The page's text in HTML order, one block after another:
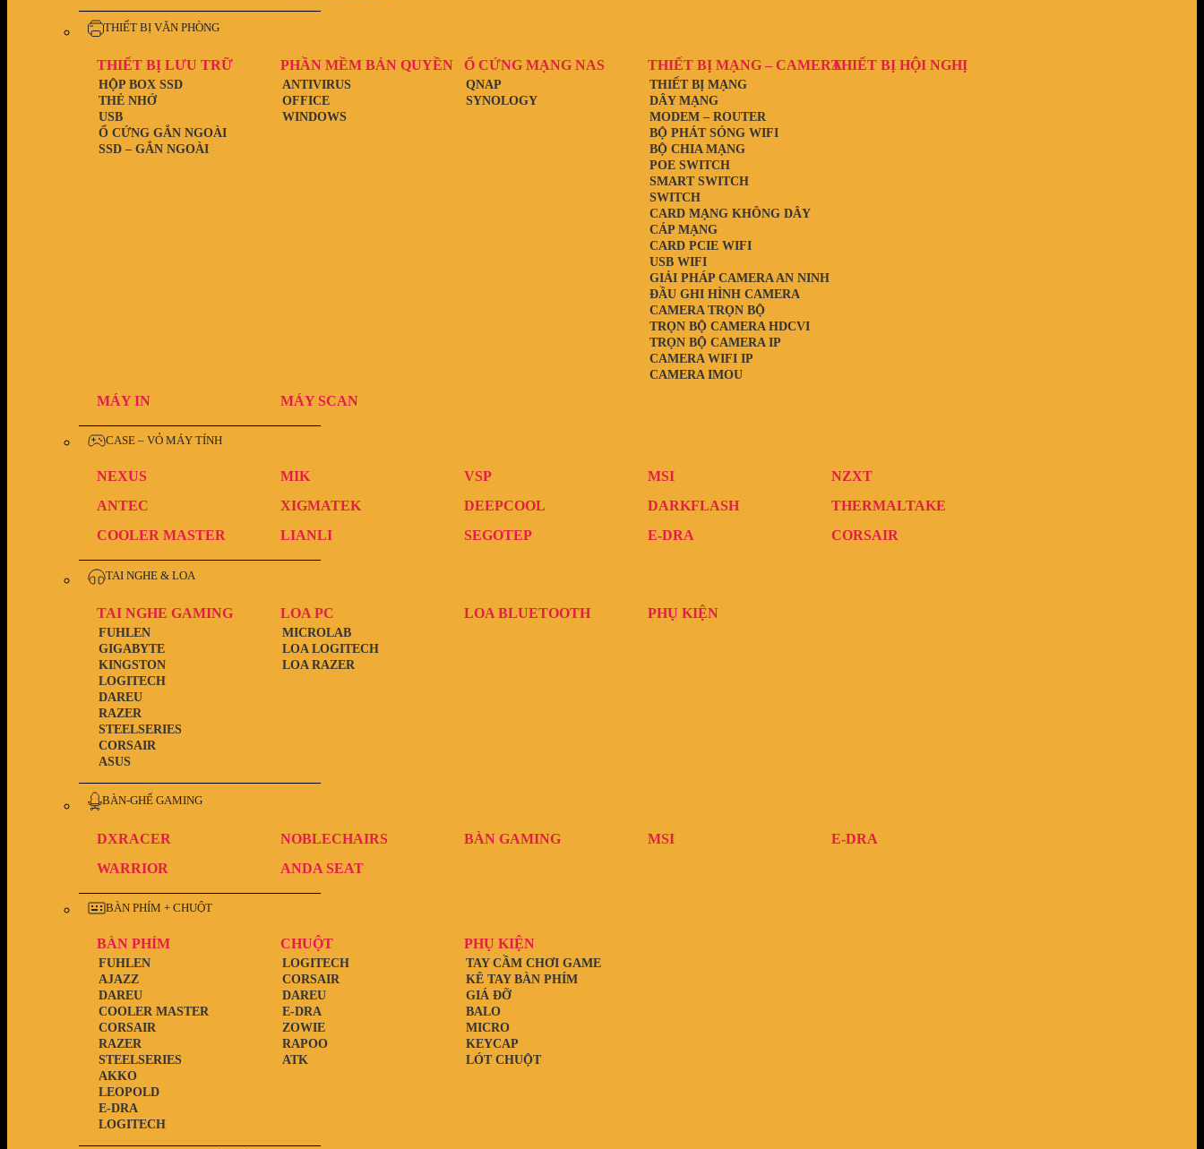
THIẾT BỊ VĂN PHÒNG
THIẾT BỊ LƯU TRỮ
SSD – GẮN NGOÀI
Ổ CỨNG GẮN NGOÀI
USB
THẺ NHỚ
HỘP BOX SSD
PHẦN MỀM BẢN QUYỀN
WINDOWS
OFFICE
ANTIVIRUS
Ổ CỨNG MẠNG NAS
SYNOLOGY
QNAP
THIẾT BỊ MẠNG – CAMERA
GIẢI PHÁP CAMERA AN NINH
CAMERA WIFI IP
CAMERA IMOU
CAMERA TRỌN BỘ
TRỌN BỘ CAMERA IP
TRỌN BỘ CAMERA HDCVI
ĐẦU GHI HÌNH CAMERA
THIẾT BỊ MẠNG
CARD MẠNG KHÔNG DÂY
USB WIFI
CARD PCIE WIFI
CÁP MẠNG
BỘ CHIA MẠNG
SWITCH
SMART SWITCH
POE SWITCH
BỘ PHÁT SÓNG WIFI
MODEM – ROUTER
DÂY MẠNG
THIẾT BỊ HỘI NGHỊ
MÁY IN MÁY SCAN
CASE – VỎ MÁY TÍNH
NEXUS MIK VSP MSI
NZXT
ANTEC
XIGMATEK DEEPCOOL DARKFLASH
THERMALTAKE
COOLER MASTER
LIANLI SEGOTEP E-DRA CORSAIR
TAI NGHE & LOA
TAI NGHE GAMING
ASUS
CORSAIR
STEELSERIES
RAZER
DAREU
LOGITECH
KINGSTON
GIGABYTE
FUHLEN
LOA PC
LOA RAZER
LOA LOGITECH
MICROLAB
LOA BLUETOOTH PHỤ KIỆN
BÀN-GHẾ GAMING
DXRACER NOBLECHAIRS BÀN GAMING MSI
E-DRA
WARRIOR
ANDA SEAT
BÀN PHÍM + CHUỘT
BÀN PHÍM
LOGITECH
E-DRA
LEOPOLD
AKKO
STEELSERIES
RAZER
CORSAIR
COOLER MASTER
DAREU
AJAZZ
FUHLEN
CHUỘT
ATK
RAPOO
ZOWIE
E-DRA
DAREU
CORSAIR
LOGITECH
PHỤ KIỆN
LÓT CHUỘT
KEYCAP
MICRO
BALO
GIÁ ĐỠ
KÊ TAY BÀN PHÍM
TAY CẦM CHƠI GAME